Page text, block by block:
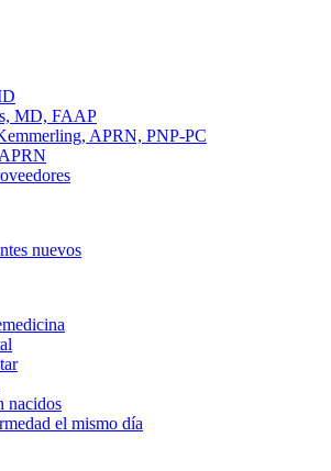
MD, FAAP
APRN, PNP-PC
nuevos
nacidos
el mismo día